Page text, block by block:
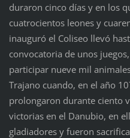
duraron cinco días y en los
cuatrocientos leones y
inauguró el Coliseo llevó
convocatoria de unos
participar nueve mil
Trajano cuando, en el año
prolongaron durante ciento
victorias en el Danubio, en
gladiadores y fueron